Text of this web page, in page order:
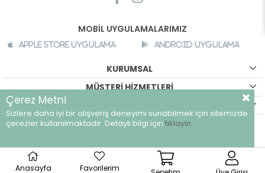
MOBİL UYGULAMALARIMIZ
Apple Store Uygulama Android Uygulama
KURUMSAL
MÜŞTERİ HİZMETLERİ
©breeze.com.tr - Tüm hakları saklıdır.
Anasayfa Favorilerim
Çerez Metni
Sizlere daha iyi bir alışveriş deneyimi sunabilmek için sitemizde
çerezler kullanılmaktadır. Detaylı bilgi için tıklayın